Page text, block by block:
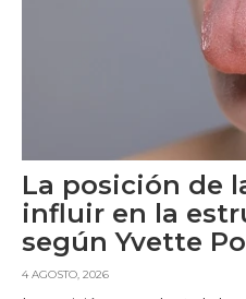
La posición de
influir en la
según Yvette
4 AGOSTO, 2026